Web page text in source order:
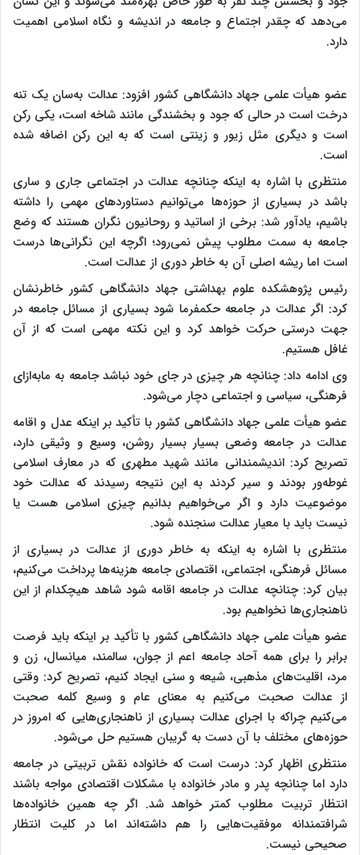
می‌دهد که چقدر اجتماع و جامعه در اندیشه و نگاه اسلامی اهمیت
دارد.
عضو هیأت علمی جهاد دانشگاهی کشور افزود: عدالت به‌سان یک تنه
درخت است در حالی که جود و بخشندگی مانند شاخه است، یکی رکن
است و دیگری مثل زیور و زینتی است که به این رکن اضافه شده
است.
منتظری با اشاره به اینکه چنانچه عدالت در اجتماعی جاری و ساری
باشد در بسیاری از حوزه‌ها می‌توانیم دستاوردهای مهمی را داشته
باشیم، یادآور شد: برخی از اساتید و روحانیون نگران هستند که وضع
جامعه به سمت مطلوب پیش نمی‌رود؛ اگرچه این نگرانی‌ها درست
است اما ریشه اصلی آن به خاطر دوری از عدالت است.
رئیس پژوهشکده علوم بهداشتی جهاد دانشگاهی کشور خاطرنشان
کرد: اگر عدالت در جامعه حکمفرما شود بسیاری از مسائل جامعه در
جهت درستی حرکت خواهد کرد و این نکته مهمی است که از آن
غافل هستیم.
وی ادامه داد: چنانچه هر چیزی در جای خود نباشد جامعه به مابه‌ازای
فرهنگی، سیاسی و اجتماعی دچار می‌شود.
عضو هیأت علمی جهاد دانشگاهی کشور با تأکید بر اینکه عدل و اقامه
عدالت در جامعه وضعی بسیار بسیار روشن، وسیع و وثیقی دارد،
تصریح کرد: اندیشمندانی مانند شهید مطهری که در معارف اسلامی
غوطه‌ور بودند و سیر کردند به این نتیجه رسیدند که عدالت خود
موضوعیت دارد و اگر می‌خواهیم بدانیم چیزی اسلامی هست یا
نیست باید با معیار عدالت سنجنده شود.
منتظری با اشاره به اینکه به خاطر دوری از عدالت در بسیاری از
مسائل فرهنگی، اجتماعی، اقتصادی جامعه هزینه‌ها پرداخت می‌کنیم،
بیان کرد: چنانچه عدالت در جامعه اقامه شود شاهد هیچکدام از این
ناهنجاری‌ها نخواهیم بود.
عضو هیأت علمی جهاد دانشگاهی کشور با تأکید بر اینکه باید فرصت
برابر را برای همه آحاد جامعه اعم از جوان، سالمند، میانسال، زن و
مرد، اقلیت‌های مذهبی، شیعه و سنی ایجاد کنیم، تصریح کرد: وقتی
از عدالت صحبت می‌کنیم به معنای عام و وسیع کلمه صحبت
می‌کنیم چراکه با اجرای عدالت بسیاری از ناهنجاری‌هایی که امروز در
حوزه‌های مختلف با آن دست به گریبان هستیم حل می‌شود.
منتظری اظهار کرد: درست است که خانواده نقش تربیتی در جامعه
دارد اما چنانچه پدر و مادر خانواده با مشکلات اقتصادی مواجه باشند
انتظار تربیت مطلوب کمتر خواهد شد. اگر چه همین خانواده‌ها
شرافتمندانه موفقیت‌هایی را هم داشته‌اند اما در کلیت انتظار
صحیحی نیست.